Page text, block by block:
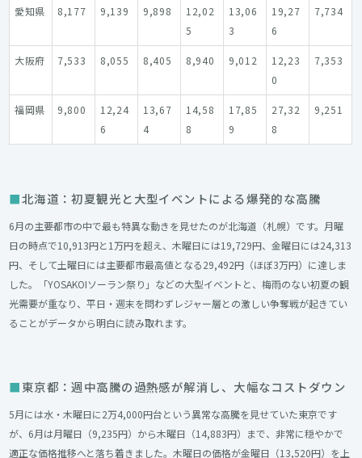
愛知県 8,177 9,139 9,898
12,02
5
13,06
3
19,27
6
7,734
大阪府 7,533 8,055 8,405 8,940 9,012
12,23
0
7,353
福岡県 9,800
12,24
6
13,67
4
14,58
8
17,85
9
27,32
8
9,251
北海道：初夏観光と大型イベントによる爆発的な高騰
6月の主要都市の中で最も特異な動きを見せたのが北海道（札幌）です。月曜
日の時点で10,913円と1万円を超え、木曜日には19,729円、金曜日には24,313
円、そして土曜日には主要都市最高値となる29,492円（ほぼ3万円）に達しま
した。「YOSAKOIソーラン祭り」などの大型イベントと、梅雨のない初夏の観
光需要が重なり、平日・週末を問わずレジャー層との激しい争奪戦が起きてい
ることがデータから明白に読み取れます。
東京都：週中高騰の過熱感が解消し、大幅なコストダウン
5月には水・木曜日に2万4,000円台という異常な高騰を見せていた東京です
が、6月は月曜日（9,235円）から木曜日（14,883円）まで、非常に穏やかで
適正な価格推移へと落ち着きました。木曜日の価格が金曜日（13,520円）を上